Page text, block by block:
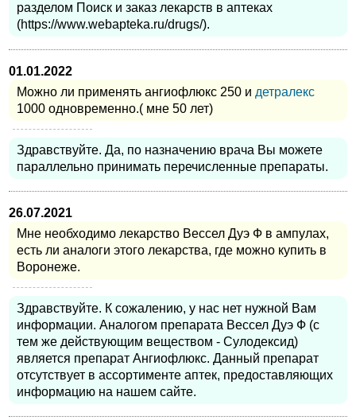
разделом Поиск и заказ лекарств в аптеках
(https://www.webapteka.ru/drugs/).
01.01.2022
Можно ли применять ангиофлюкс 250 и детралекс
1000 одновременно.( мне 50 лет)
Здравствуйте. Да, по назначению врача Вы можете
параллельно принимать перечисленные препараты.
26.07.2021
Мне необходимо лекарство Вессел Дуэ Ф в ампулах,
есть ли аналоги этого лекарства, где можно купить в
Воронеже.
Здравствуйте. К сожалению, у нас нет нужной Вам
информации. Аналогом препарата Вессел Дуэ Ф (с
тем же действующим веществом - Сулодексид)
является препарат Ангиофлюкс. Данный препарат
отсутствует в ассортименте аптек, предоставляющих
информацию на нашем сайте.